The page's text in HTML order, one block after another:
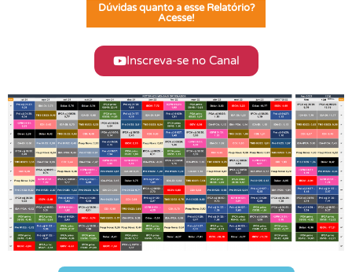
Dúvidas quanto a esse Relatório?
Acesse!
Inscreva-se no Canal